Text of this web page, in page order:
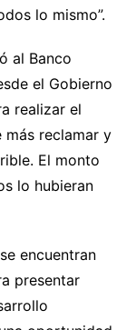
lo mismo”.
al Banco
el Gobierno
realizar el
más reclamar y
El monto
lo hubieran
encuentran
presentar